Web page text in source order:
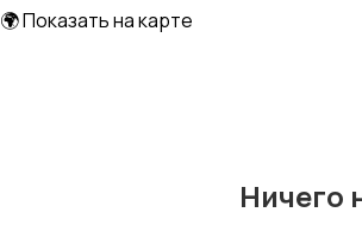
🌍 Показать на карте
Ничего